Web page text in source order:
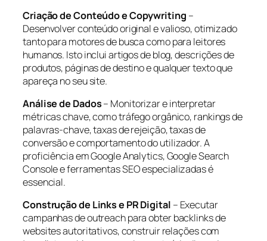
Criação de Conteúdo e Copywriting –
Desenvolver conteúdo original e valioso, otimizado
tanto para motores de busca como para leitores
humanos. Isto inclui artigos de blog, descrições de
produtos, páginas de destino e qualquer texto que
apareça no seu site.
Análise de Dados– Monitorizar e interpretar
métricas chave, como tráfego orgânico, rankings de
palavras-chave, taxas de rejeição, taxas de
conversão e comportamento do utilizador. A
proficiência em Google Analytics, Google Search
Console e ferramentas SEO especializadas é
essencial.
Construção de Links e PR Digital – Executar
campanhas de outreach para obter backlinks de
websites autoritativos, construir relações com